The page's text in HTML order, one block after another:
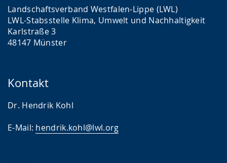
Landschaftsverband Westfalen-Lippe (LWL)
LWL-Stabsstelle Klima, Umwelt und Nachhaltigkeit
Karlstraße 3
48147 Münster
Kontakt
Dr. Hendrik Kohl
E-Mail: hendrik.kohl@lwl.org